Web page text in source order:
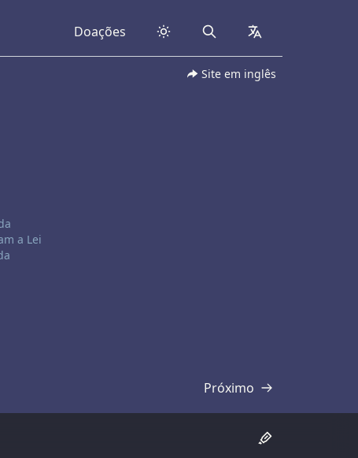
Doações Search collapsed
Site em inglês
a Lei
Próximo
Transcrição